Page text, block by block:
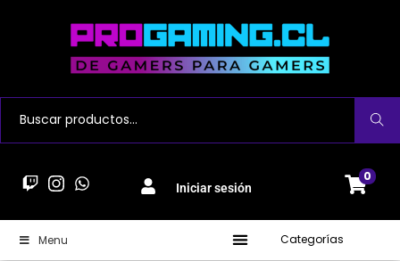
Buscar
Iniciar sesión
0
Menu Categorías